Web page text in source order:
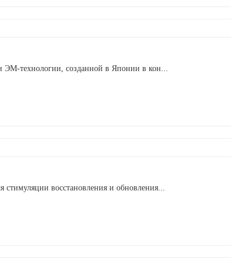
ЭМ-технологии, созданной в Японии в кон...
восстановления и обновления...